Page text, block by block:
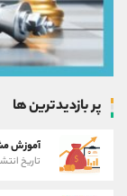
پر بازدیدترین ها
آموزش
تاریخ انتشار : ۱۹